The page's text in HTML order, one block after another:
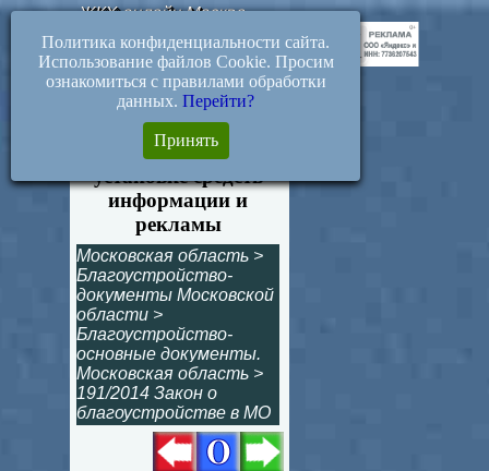
ЖКХ-онлайн.Москва
Статья 22. Общие
требования к
установке средств
информации и
рекламы
Московская область >
Благоустройство-
документы Московской
области >
Благоустройство-
основные документы.
Московская область >
191/2014 Закон о
благоустройстве в МО
Политика конфиденциальности сайта.
Использование файлов Cookie. Просим
ознакомиться с правилами обработки
данных. Перейти?
Принять